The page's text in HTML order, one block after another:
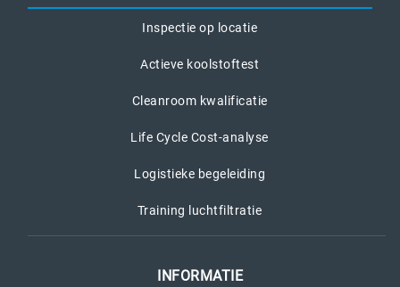
Inspectie op locatie
Actieve koolstoftest
Cleanroom kwalificatie
Life Cycle Cost-analyse
Logistieke begeleiding
Training luchtfiltratie
INFORMATIE